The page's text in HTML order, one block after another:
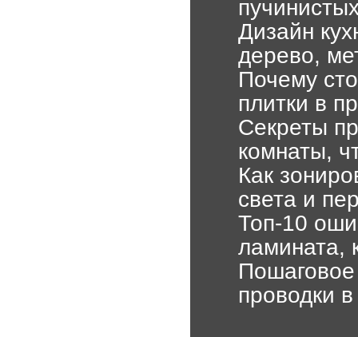
Дизайн
дерево,
Почему
плитки в
Секреты
комнаты,
Как
света и
Топ-10
ламината,
Пошаговое
проводки